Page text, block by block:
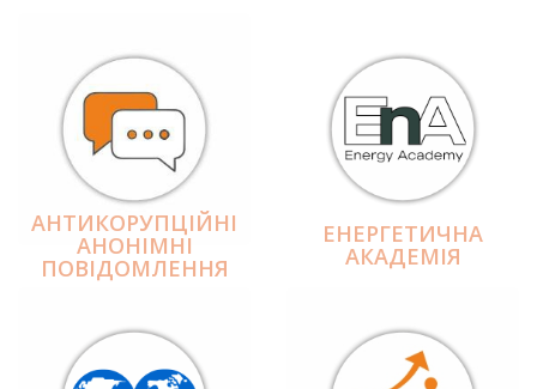
АНТИКОРУПЦІЙНІ
АНОНІМНІ
ПОВІДОМЛЕННЯ
ЕНЕРГЕТИЧНА
АКАДЕМІЯ